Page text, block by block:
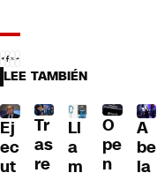
LEE TAMBIÉN
Ej
ec
ut
Tr
as
re
Ll
a
m
O
pe
n
A
be
la